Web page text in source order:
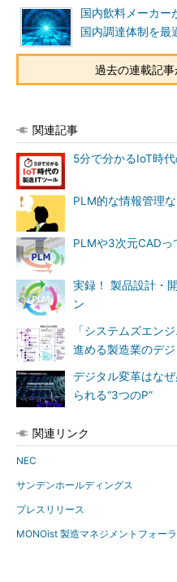
国内飲料メーカー
国内調達体制を最
過去の連載記
関連記事
5分で分かるIoT時
PLM的な情報管理
PLMや3次元CADっ
実録！ 製品設計・
ン
「システムズエン
進める製造業のデ
デジタル変革はな
られる“3つのP”
関連リンク
NEC
サンデンホールディングス
プレスリリース
MONOist 製造マネジメントフォー